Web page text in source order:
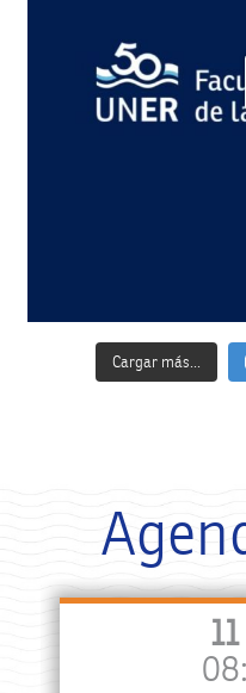
Cargar más...
11